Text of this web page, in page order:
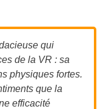
qui
de la VR : sa
physiques fortes.
que la
efficacité